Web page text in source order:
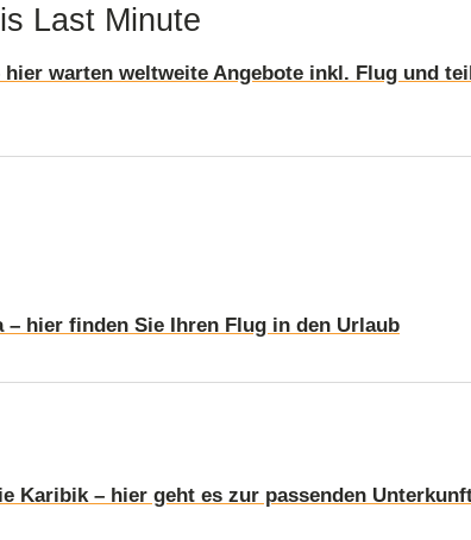
Last Minute
warten weltweite Angebote inkl. Flug und
hier finden Sie Ihren Flug in den Urlaub
Karibik – hier geht es zur passenden